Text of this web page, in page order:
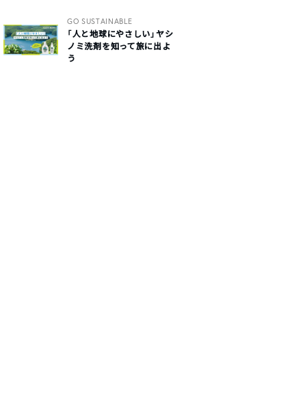
GO SUSTAINABLE
「人と地球にやさしい」ヤシ
ノミ洗剤を知って旅に出よ
う